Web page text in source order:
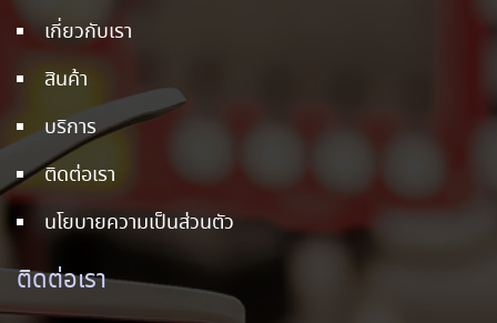
เกี่ยวกับเรา
สินค้า
บริการ
ติดต่อเรา
นโยบายความเป็นส่วนตัว
ติดต่อเรา